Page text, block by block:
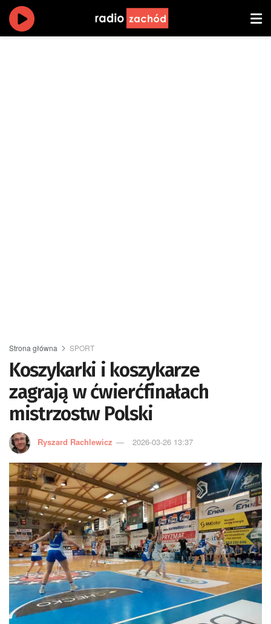
Strona główna SPORT
Koszykarki i koszykarze
zagrają w ćwierćfinałach
mistrzostw Polski
Ryszard Rachlewicz 2026-03-26 13:37